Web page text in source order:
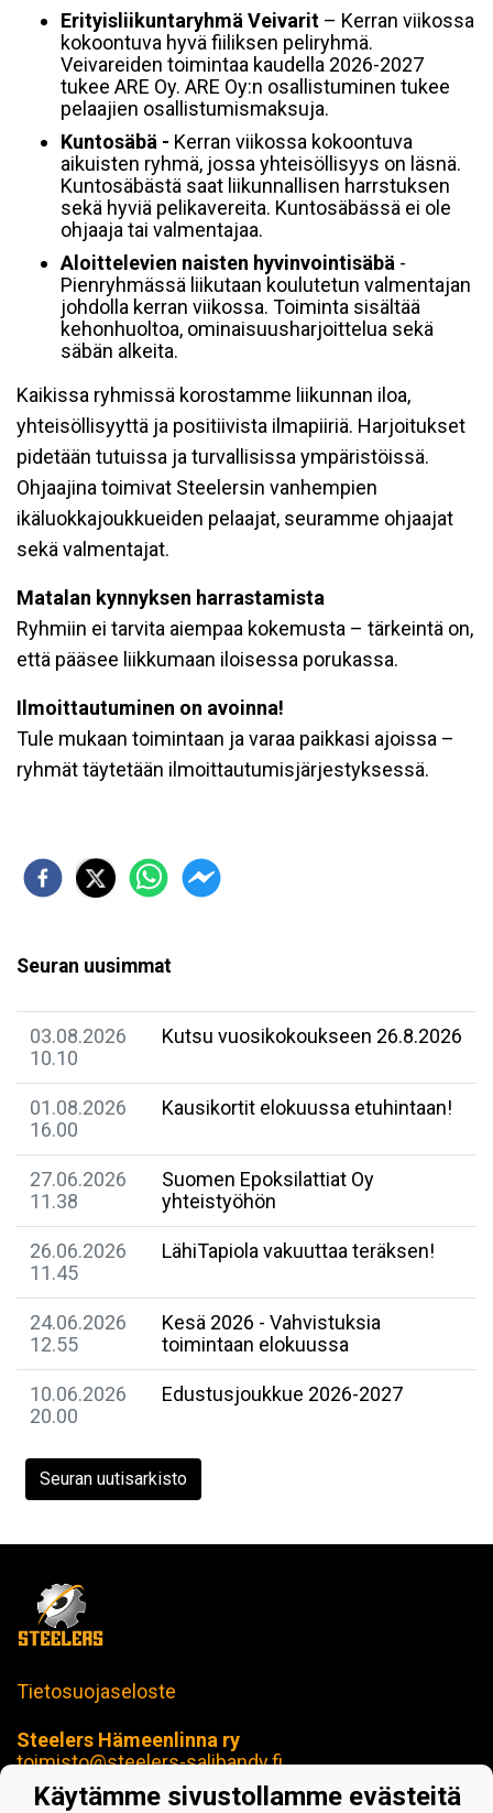
Erityisliikuntaryhmä Veivarit – Kerran viikossa
kokoontuva hyvä fiiliksen peliryhmä.
Veivareiden toimintaa kaudella 2026-2027
tukee ARE Oy. ARE Oy:n osallistuminen tukee
pelaajien osallistumismaksuja.
Kuntosäbä - Kerran viikossa kokoontuva
aikuisten ryhmä, jossa yhteisöllisyys on läsnä.
Kuntosäbästä saat liikunnallisen harrstuksen
sekä hyviä pelikavereita. Kuntosäbässä ei ole
ohjaaja tai valmentajaa.
Aloittelevien naisten hyvinvointisäbä -
Pienryhmässä liikutaan koulutetun valmentajan
johdolla kerran viikossa. Toiminta sisältää
kehonhuoltoa, ominaisuusharjoittelua sekä
säbän alkeita.
Kaikissa ryhmissä korostamme liikunnan iloa,
yhteisöllisyyttä ja positiivista ilmapiiriä. Harjoitukset
pidetään tutuissa ja turvallisissa ympäristöissä.
Ohjaajina toimivat Steelersin vanhempien
ikäluokkajoukkueiden pelaajat, seuramme ohjaajat
sekä valmentajat.
Matalan kynnyksen harrastamista
Ryhmiin ei tarvita aiempaa kokemusta – tärkeintä on,
että pääsee liikkumaan iloisessa porukassa.
Ilmoittautuminen on avoinna!
Tule mukaan toimintaan ja varaa paikkasi ajoissa –
ryhmät täytetään ilmoittautumisjärjestyksessä.
Seuran uusimmat
03.08.2026
10.10
Kutsu vuosikokoukseen 26.8.2026
01.08.2026
16.00
Kausikortit elokuussa etuhintaan!
27.06.2026
11.38
Suomen Epoksilattiat Oy
yhteistyöhön
26.06.2026
11.45
LähiTapiola vakuuttaa teräksen!
24.06.2026
12.55
Kesä 2026 - Vahvistuksia
toimintaan elokuussa
10.06.2026
20.00
Edustusjoukkue 2026-2027
Seuran uutisarkisto
Tietosuojaseloste
Steelers Hämeenlinna ry
toimisto@steelers-salibandy.fi
Loimua Areena
Härkätie 17 B, 13600 Hämeenlinna
Käytämme sivustollamme evästeitä